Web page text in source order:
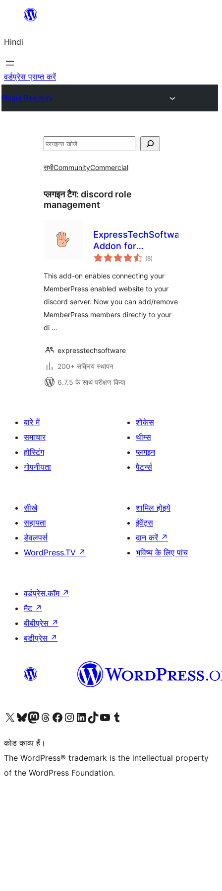
सामग्री
जाएं
Hindi
वर्डप्रेस प्राप्त करें
Plugin Directory
खोजें
सभीCommunityCommercial
प्लगइन टैग: discord role
management
ExpressTechSoftwares
Addon for
MemberPress and
(8कुल
दर)
This add-on enables connecting your
MemberPress enabled website to your
discord server. Now you can add/remove
MemberPress members directly to your
di …
expresstechsoftware
200+ सक्रिय स्थापन
6.7.5 के साथ परीक्षण किया
बारे में
समाचार
होस्टिंग
गोपनीयता
शोकेस
थीम्स
प्लगइन
पैटर्न्स
सीखे
सहायता
डेवलपर्स
WordPress.TV ↗
शामिल होइये
ईवेंट्स
दान करें ↗
भविष्य के लिए पांच
वर्डप्रेस.कॉम ↗
मैट ↗
बीबीप्रेस ↗
बडीप्रेस ↗
Visit our X (formerly Twitter) account
हमारे बलुस्की खाते पर जाएँVisit our Mastodon account
हमारे थ्रेड्स अकाउंट पर जाएंहमारे फेसबुक पेज पर जाएँहमारे इंस्टाग्राम अकाउंट पर जाएंहमारे लिंक्डइन खाते पर जाएँहमारे टिकटॉक खाते पर जाएँहमारे यूट्यूब चैनल पर जाएंहमारे Tumblr खाते पर जाएँ
कोड काव्य हैं।
The WordPress® trademark is the intellectual property
of the WordPress Foundation.